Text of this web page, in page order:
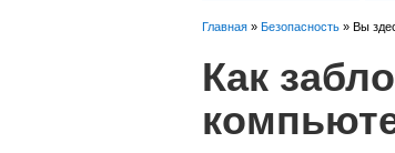
Главная » Безопасность » Вы
Как